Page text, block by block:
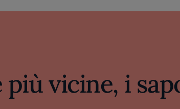
più vicine, i